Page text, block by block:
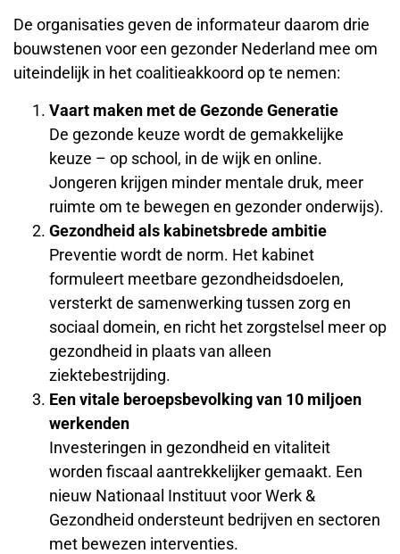
De organisaties geven de informateur daarom drie
bouwstenen voor een gezonder Nederland mee om
uiteindelijk in het coalitieakkoord op te nemen:
Vaart maken met de Gezonde Generatie
De gezonde keuze wordt de gemakkelijke
keuze – op school, in de wijk en online.
Jongeren krijgen minder mentale druk, meer
ruimte om te bewegen en gezonder onderwijs).
Gezondheid als kabinetsbrede ambitie
Preventie wordt de norm. Het kabinet
formuleert meetbare gezondheidsdoelen,
versterkt de samenwerking tussen zorg en
sociaal domein, en richt het zorgstelsel meer op
gezondheid in plaats van alleen
ziektebestrijding.
Een vitale beroepsbevolking van 10 miljoen
werkenden
Investeringen in gezondheid en vitaliteit
worden fiscaal aantrekkelijker gemaakt. Een
nieuw Nationaal Instituut voor Werk &
Gezondheid ondersteunt bedrijven en sectoren
met bewezen interventies.